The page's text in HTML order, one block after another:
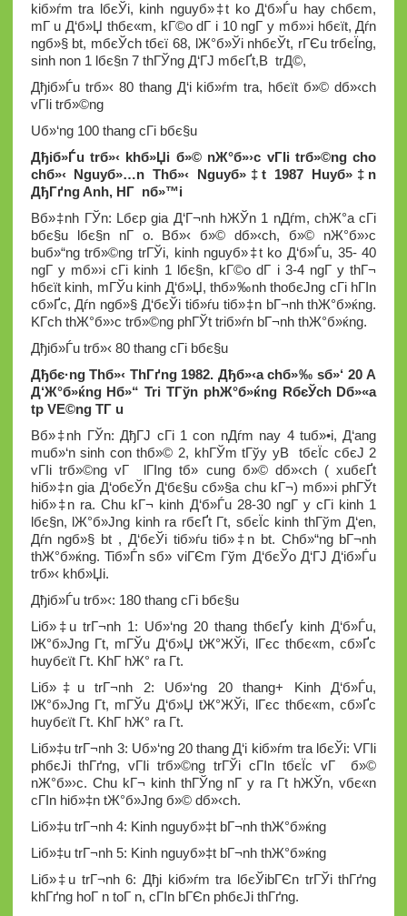
kiб»ѓm tra lбєЎi, kinh nguyб»‡t ko Д‘б»Ѓu hay chбє­m,
mГ u Д‘б»Џ thбє«m, kГ©o dГ i 10 ngГ y mб»›i hбєїt, Дѓn
ngб»§ bt, mбєЎch tбєї 68, lЖ°б»Ўi nhбєЎt, rГЄu trбєЇng,
sinh non 1 lбє§n 7 thГЎng Д‘ГЈ mбєҐt,В trД©,
Дђiб»Ѓu trб»‹ 80 thang Д‘i kiб»ѓm tra, hбєїt б»© dб»‹ch
vГІi trб»©ng
Uб»‘ng 100 thang cГі bбє§u
Дђiб»Ѓu trб»‹ khб»Џi б»© nЖ°б»›c vГІi trб»©ng cho
chб»‹ Nguyб»…n Thб»‹ Nguyб»‡t 1987 Huyб»‡n
ДђГґng Anh, HГ nб»™i
Bб»‡nh ГЎn: Lбє­p gia Д‘Г¬nh hЖЎn 1 nДѓm, chЖ°a cГі
bбє§u lбє§n nГ o. Bб»‹ б»© dб»‹ch, б»© nЖ°б»›c
buб»“ng trб»©ng trГЎi, kinh nguyб»‡t ko Д‘б»Ѓu, 35- 40
ngГ y mб»›i cГі kinh 1 lбє§n, kГ©o dГ i 3-4 ngГ y thГ¬
hбєїt kinh, mГЎu kinh Д‘б»Џ, thб»‰nh thoбєЈng cГі hГІn
cб»Ґc, Дѓn ngб»§ Д‘бєЎi tiб»ѓu tiб»‡n bГ¬nh thЖ°б»ќng.
KГ­ch thЖ°б»›c trб»©ng phГЎt triб»ѓn bГ¬nh thЖ°б»ќng.
Дђiб»Ѓu trб»‹ 80 thang cГі bбє§u
Дђбє·ng Thб»‹ ThГґng 1982. Дђб»‹a chб»‰ sб»‘ 20 A
Д‘Ж°б»ќng Hб»“ Tri TГўn phЖ°б»ќng RбєЎch Dб»«a
tp VЕ©ng TГ u
Bб»‡nh ГЎn: ДђГЈ cГі 1 con nДѓm nay 4 tuб»•i, Д‘ang
muб»‘n sinh con thб»© 2, khГЎm tГўy yВ tбєЇc cбєЈ 2
vГІi trб»©ng vГ lГІng tб»­ cung б»© dб»‹ch ( xuбєҐt
hiб»‡n gia Д‘oбєЎn Д‘бє§u cб»§a chu kГ¬) mб»›i phГЎt
hiб»‡n ra. Chu kГ¬ kinh Д‘б»Ѓu 28-30 ngГ y cГі kinh 1
lбє§n, lЖ°б»Јng kinh ra rбєҐt Г­t, sбєЇc kinh thГўm Д‘en,
Дѓn ngб»§ bt , Д‘бєЎi tiб»ѓu tiб»‡n bt. Chб»“ng bГ¬nh
thЖ°б»ќng. Tiб»Ѓn sб»­ viГЄm Гўm Д‘бєЎo Д‘ГЈ Д‘iб»Ѓu
trб»‹ khб»Џi.
Дђiб»Ѓu trб»‹: 180 thang cГі bбє§u
Liб»‡u trГ¬nh 1: Uб»‘ng 20 thang thбєҐy kinh Д‘б»Ѓu,
lЖ°б»Јng Г­t, mГЎu Д‘б»Џ tЖ°ЖЎi, lГєc thбє«m, cб»Ґc
huyбєїt Г­t. KhГ­ hЖ° ra Г­t.
Liб»‡u trГ¬nh 2: Uб»‘ng 20 thang+ Kinh Д‘б»Ѓu,
lЖ°б»Јng Г­t, mГЎu Д‘б»Џ tЖ°ЖЎi, lГєc thбє«m, cб»Ґc
huyбєїt Г­t. KhГ­ hЖ° ra Г­t.
Liб»‡u trГ¬nh 3: Uб»‘ng 20 thang Д‘i kiб»ѓm tra lбєЎi: VГІi
phбєЈi thГґng, vГІi trб»©ng trГЎi cГІn tбєЇc vГ б»©
nЖ°б»›c. Chu kГ¬ kinh thГЎng nГ y ra Г­t hЖЎn, vбє«n
cГІn hiб»‡n tЖ°б»Јng б»© dб»‹ch.
Liб»‡u trГ¬nh 4: Kinh nguyб»‡t bГ¬nh thЖ°б»ќng
Liб»‡u trГ¬nh 5: Kinh nguyб»‡t bГ¬nh thЖ°б»ќng
Liб»‡u trГ¬nh 6: Дђi kiб»ѓm tra lбєЎibГЄn trГЎi thГґng
khГґng hoГ n toГ n, cГІn bГЄn phбєЈi thГґng.